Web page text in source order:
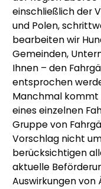
einschließlich der
und Polen,
bearbeiten wir
Gemeinden,
Ihnen – den
entsprochen
Manchmal kommt
eines einzelnen
Gruppe von
Vorschlag nicht
berücksichtigen
aktuelle
Auswirkungen von